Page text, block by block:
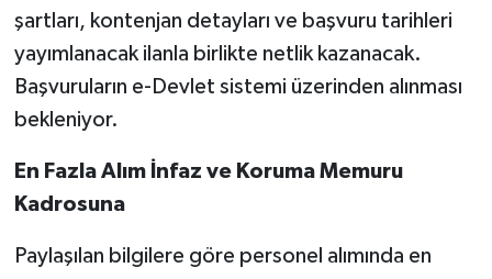
şartları, kontenjan detayları ve başvuru tarihleri
yayımlanacak ilanla birlikte netlik kazanacak.
Başvuruların e-Devlet sistemi üzerinden alınması
bekleniyor.
En Fazla Alım İnfaz ve Koruma Memuru
Kadrosuna
Paylaşılan bilgilere göre personel alımında en